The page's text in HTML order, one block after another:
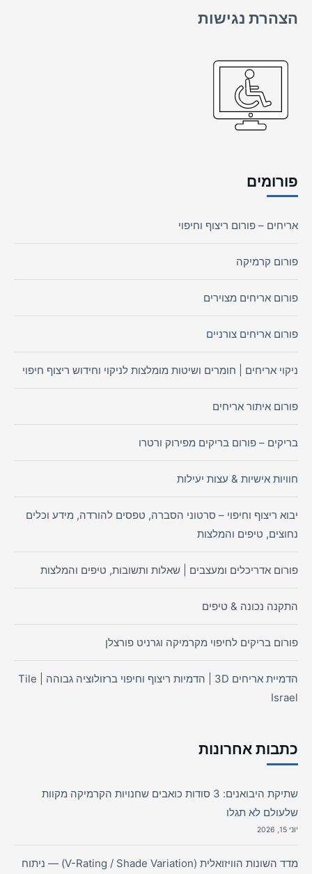
הצהרת נגישות
פורומים
אריחים – פורום ריצוף וחיפוי
פורום קרמיקה
פורום אריחים מצוירים
פורום אריחים צורניים
ניקוי אריחים | חומרים ושיטות מומלצות לניקוי וחידוש ריצוף חיפוי
פורום איתור אריחים
בריקים – פורום בריקים מפירוק ורטרו
חוויות אישיות & עצות יעילות
יבוא ריצוף וחיפוי – סרטוני הסברה, טפסים להורדה, מידע וכלים
נחוצים, טיפים והמלצות
פורום אדריכלים ומעצבים | שאלות ותשובות, טיפים והמלצות
התקנה נכונה & טיפים
פורום בריקים לחיפוי מקרמיקה וגרניט פורצלן
הדמיית אריחים 3D | הדמיות ריצוף וחיפוי ברזולוציה גבוהה | Tile
Israel
כתבות אחרונות
שתיקת היבואנים: 3 סודות כואבים שחנויות הקרמיקה מקוות
שלעולם לא תגלו
יוני 15, 2026
מדד השונות הוויזואלית (V-Rating / Shade Variation) — ניתוח